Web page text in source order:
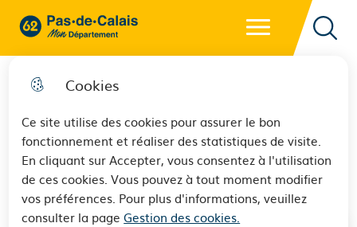
Cookies
Ce site utilise des cookies pour assurer le bon
fonctionnement et réaliser des statistiques de visite.
En cliquant sur Accepter, vous consentez à l'utilisation
de ces cookies. Vous pouvez à tout moment modifier
vos préférences. Pour plus d'informations, veuillez
consulter la pageGestion des cookies.
62 - Pas-de-Calais Mon Département - Retour à l'accueil
La Commission permanente